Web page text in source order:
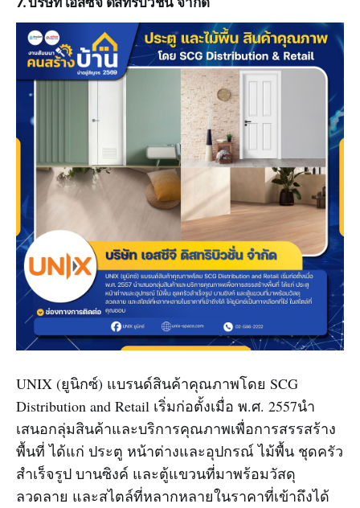
UNIX (ยูนิกซ์) แบรนด์สินค้าคุณภาพโดย SCG
Distribution and Retail เริ่มก่อตั้งเมื่อ พ.ศ. 2557นำ
เสนอกลุ่มสินค้าและบริการคุณภาพเพื่อการสรรสร้าง
พื้นที่ ได้แก่ ประตู หน้าต่างและอุปกรณ์ ไม้พื้น ชุดครัว
สำเร็จรูป บานซิงค์ และตู้แขวนที่มาพร้อมวัสดุ
ลวดลาย และสไตล์ที่หลากหลายในราคาที่เข้าถึงได้